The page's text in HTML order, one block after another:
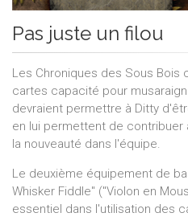
Pas juste un filou
Les Chroniques des Sous Bois
cartes capacité pour
devraient permettre à Ditty
en lui permettent de
la nouveauté dans l'équipe.
Le deuxième équipement de
Whisker Fiddle" ("Violon en
essentiel dans l'utilisation des